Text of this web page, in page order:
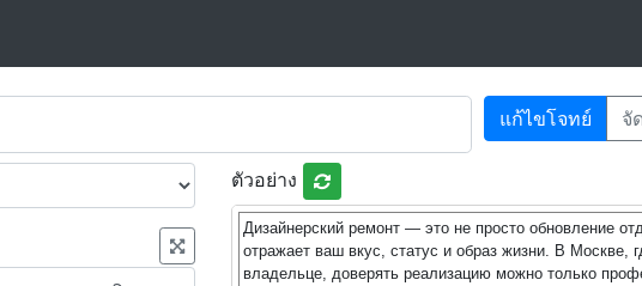
แก้ไขโจทย์ จั
ตัวอย่าง